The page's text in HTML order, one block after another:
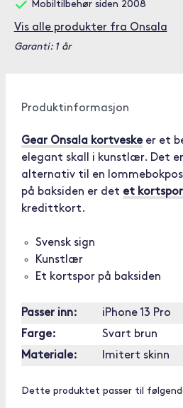
Mobiltilbehør siden 2008
Vis alle produkter fra Onsala
Garanti: 1 år
Produktinformasjon
Gear Onsala kortveskeer et
elegant skall i kunstlær. Det
alternativ til en
på baksiden er det et kortspor
kredittkort.
Svensk sign
Kunstlær
Et kortspor på baksiden
Passer inn:
iPhone 13 Pro
Farge:
Svart brun
Materiale:
Imitert skinn
Dette produktet passer til